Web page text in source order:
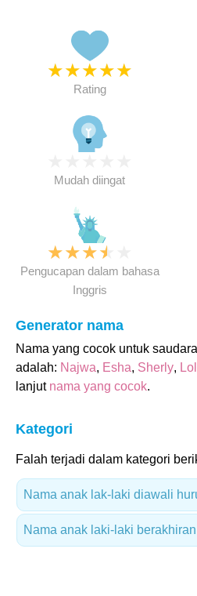
★★★★★
Rating
Mudah diingat
★★★★
Pengucapan dalam bahasa
Inggris
Generator nama
Nama yang cocok untuk
adalah: Najwa, Esha, Sherly,
lanjut nama yang cocok.
Kategori
Falah terjadi dalam kategori
Nama anak lak-laki diawali
Nama anak laki-laki berakhiran